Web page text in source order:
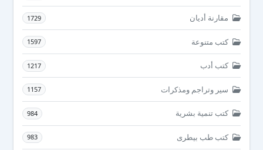
مقارنة أديان 1729
كتب متنوعة 1597
كتب أدب 1217
سير وتراجم ومذكرات 1157
كتب تنمية بشرية 984
كتب طب بيطرى 983